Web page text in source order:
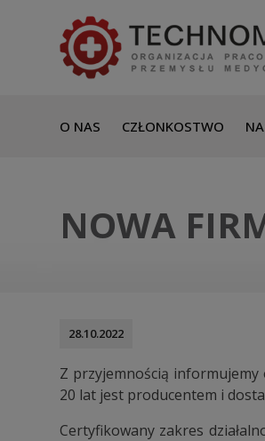
O NAS CZŁONKOSTWO
NOWA
28.10.2022
Z przyjemnością informujemy
20 lat jest producentem i
Certyfikowany zakres